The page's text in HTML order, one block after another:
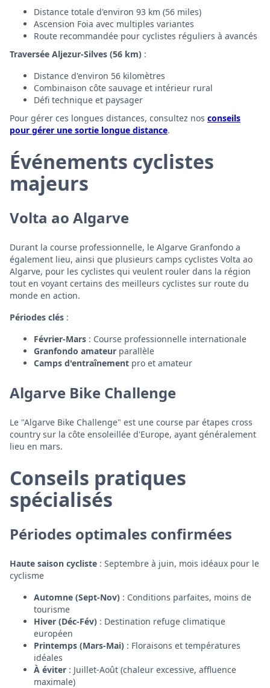
Distance totale d'environ 93 km (56 miles)
Ascension Foia avec multiples variantes
Route recommandée pour cyclistes réguliers à avancés
Traversée Aljezur-Silves (56 km) :
Distance d'environ 56 kilomètres
Combinaison côte sauvage et intérieur rural
Défi technique et paysager
Pour gérer ces longues distances, consultez nos conseils
pour gérer une sortie longue distance.
Événements cyclistes
majeurs
Volta ao Algarve
Durant la course professionnelle, le Algarve Granfondo a
également lieu, ainsi que plusieurs camps cyclistes Volta ao
Algarve, pour les cyclistes qui veulent rouler dans la région
tout en voyant certains des meilleurs cyclistes sur route du
monde en action.
Périodes clés :
Février-Mars : Course professionnelle internationale
Granfondo amateur parallèle
Camps d'entraînement pro et amateur
Algarve Bike Challenge
Le "Algarve Bike Challenge" est une course par étapes cross
country sur la côte ensoleillée d'Europe, ayant généralement
lieu en mars.
Conseils pratiques
spécialisés
Périodes optimales confirmées
Haute saison cycliste : Septembre à juin, mois idéaux pour le
cyclisme
Automne (Sept-Nov) : Conditions parfaites, moins de
tourisme
Hiver (Déc-Fév) : Destination refuge climatique
européen
Printemps (Mars-Mai) : Floraisons et températures
idéales
À éviter : Juillet-Août (chaleur excessive, affluence
maximale)